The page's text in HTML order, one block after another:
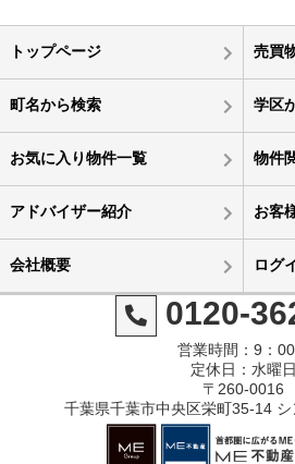
トップページ 売買
町名から検索 学区
お気に入り物件一覧 物件
アドバイザー紹介 お客
会社概要 ログ
0120-
営業時間：9：00
定休日：水曜日
〒260-0016
千葉県千葉市中央区栄町35-14